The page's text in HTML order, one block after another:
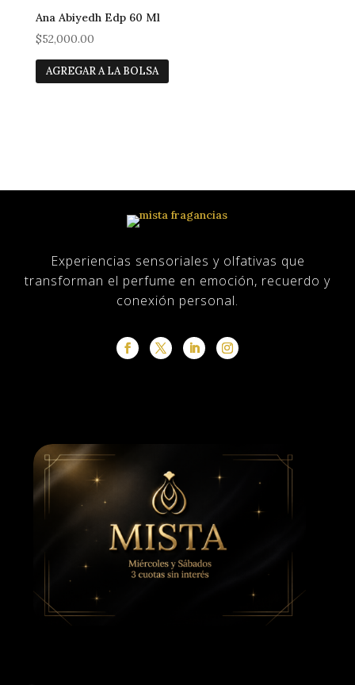
Casa
sobre nosotros
Ana Abiyedh Edp 60 Ml
$52,000.00
AGREGAR A LA BOLSA
Experiencias sensoriales y olfativas que
transforman el perfume en emoción, recuerdo y
conexión personal.